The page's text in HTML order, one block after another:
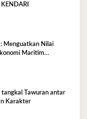
Menguatkan Nilai
Maritim
tangkal Tawuran antar
Karakter